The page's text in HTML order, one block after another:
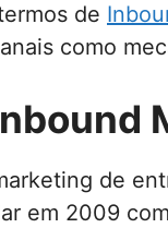
de
como
de
em 2009